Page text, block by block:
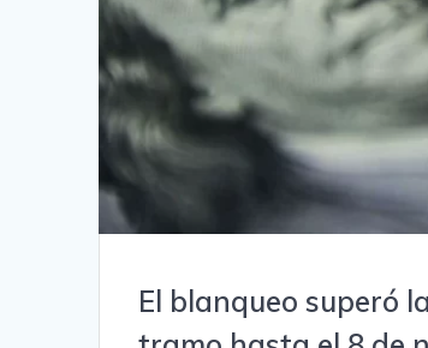
El blanqueo superó